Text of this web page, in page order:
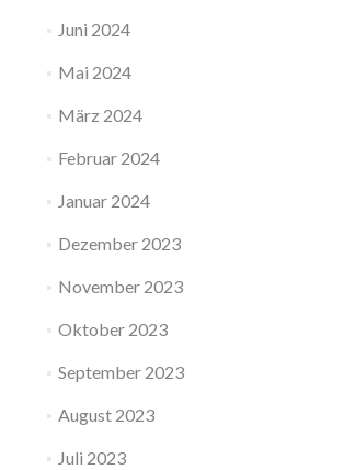
Juni 2024
Mai 2024
März 2024
Februar 2024
Januar 2024
Dezember 2023
November 2023
Oktober 2023
September 2023
August 2023
Juli 2023